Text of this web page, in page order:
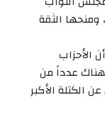
ومنحها الثقة
الأحزاب
عدداً من
الكتلة الأكبر